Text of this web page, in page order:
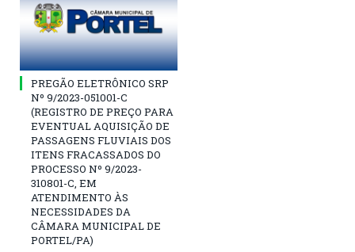
PREGÃO ELETRÔNICO SRP
Nº 9/2023-051001-C
(REGISTRO DE PREÇO PARA
EVENTUAL AQUISIÇÃO DE
PASSAGENS FLUVIAIS DOS
ITENS FRACASSADOS DO
PROCESSO Nº 9/2023-
310801-C, EM
ATENDIMENTO ÀS
NECESSIDADES DA
CÂMARA MUNICIPAL DE
PORTEL/PA)